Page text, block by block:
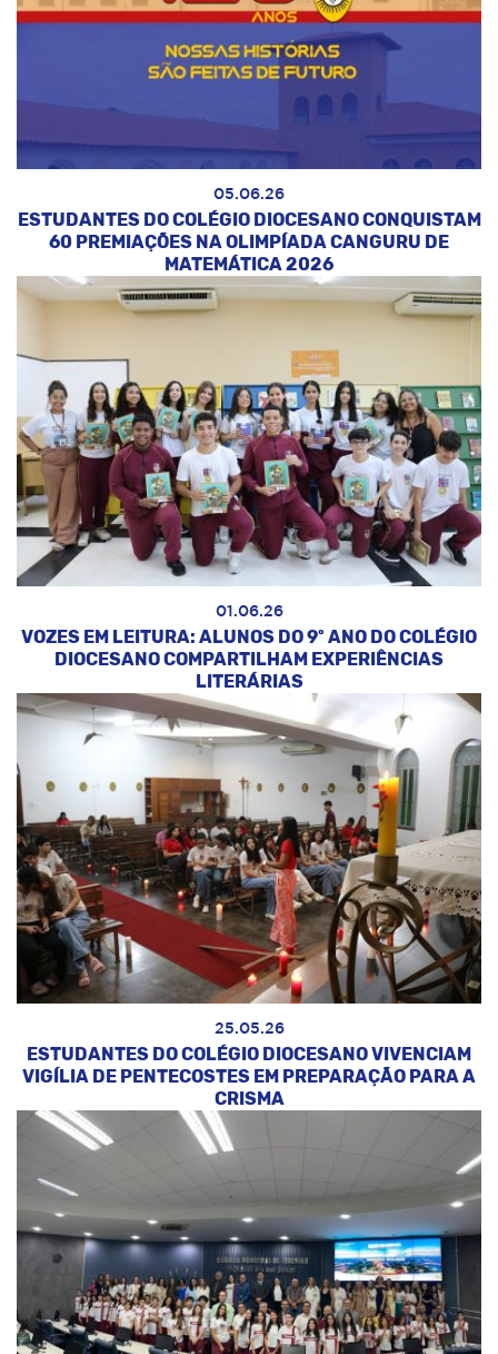
05.06.26
ESTUDANTES DO COLÉGIO DIOCESANO CONQUISTAM
60 PREMIAÇÕES NA OLIMPÍADA CANGURU DE
MATEMÁTICA 2026
01.06.26
VOZES EM LEITURA: ALUNOS DO 9º ANO DO COLÉGIO
DIOCESANO COMPARTILHAM EXPERIÊNCIAS
LITERÁRIAS
25.05.26
ESTUDANTES DO COLÉGIO DIOCESANO VIVENCIAM
VIGÍLIA DE PENTECOSTES EM PREPARAÇÃO PARA A
CRISMA